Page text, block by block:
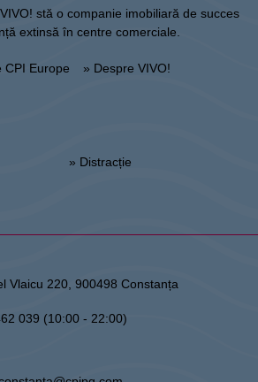
stă o companie imobiliară de succes
extinsă în centre comerciale.
CPI Europe » Despre VIVO!
» Distracție
Vlaicu 220, 900498 Constanța
039 (10:00 - 22:00)